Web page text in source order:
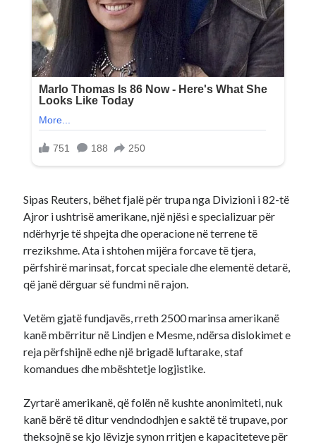
Sipas Reuters, bëhet fjalë për trupa nga Divizioni i 82-të
Ajror i ushtrisë amerikane, një njësi e specializuar për
ndërhyrje të shpejta dhe operacione në terrene të
rrezikshme. Ata i shtohen mijëra forcave të tjera,
përfshirë marinsat, forcat speciale dhe elementë detarë,
që janë dërguar së fundmi në rajon.
Vetëm gjatë fundjavës, rreth 2500 marinsa amerikanë
kanë mbërritur në Lindjen e Mesme, ndërsa dislokimet e
reja përfshijnë edhe një brigadë luftarake, staf
komandues dhe mbështetje logjistike.
Zyrtarë amerikanë, që folën në kushte anonimiteti, nuk
kanë bërë të ditur vendndodhjen e saktë të trupave, por
theksojnë se kjo lëvizje synon rritjen e kapaciteteve për